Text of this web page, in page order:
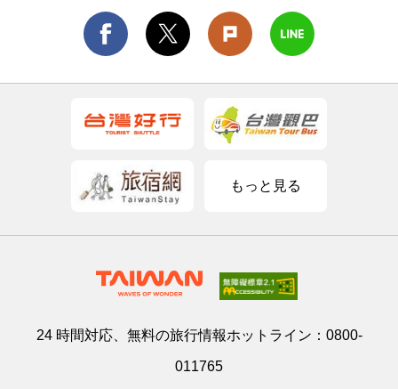
もっと見る
24 時間対応、無料の旅行情報ホットライン： 0800-
011765